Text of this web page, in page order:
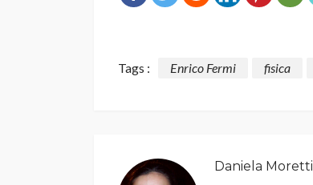
Tags : Enrico Fermi fisica
Daniela Moretti